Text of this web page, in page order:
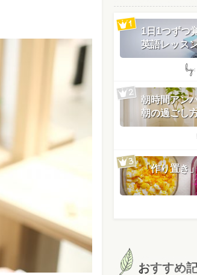
1日1つずつ
英語レッス
by:
朝時間アン
朝の過ごし
「作り置き
おすすめ